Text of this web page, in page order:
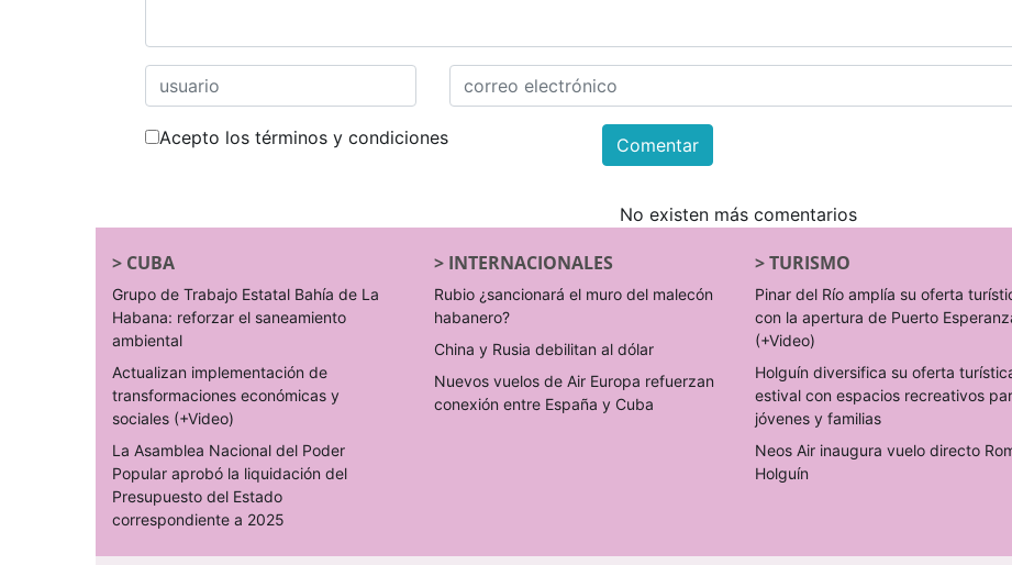
Acepto los términos y condiciones Comentar
No existen más comentarios
> CUBA
Grupo de Trabajo Estatal Bahía de La
Habana: reforzar el saneamiento
ambiental
Actualizan implementación de
transformaciones económicas y
sociales (+Video)
La Asamblea Nacional del Poder
Popular aprobó la liquidación del
Presupuesto del Estado
correspondiente a 2025
> INTERNACIONALES
Rubio ¿sancionará el muro del malecón
habanero?
China y Rusia debilitan al dólar
Nuevos vuelos de Air Europa refuerzan
conexión entre España y Cuba
>TURISMO
Pinar del Río amplía su oferta
con la apertura de Puerto
(+Video)
Holguín diversifica su oferta
estival con espacios recreativos
jóvenes y familias
Neos Air inaugura vuelo directo
Holguín